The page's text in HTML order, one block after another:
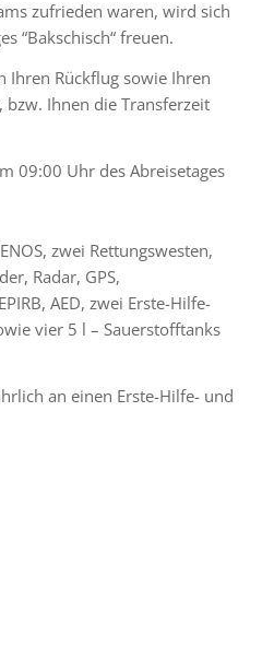
zufrieden waren, wird sich
“Bakschisch“ freuen.
Ihren Rückflug sowie Ihren
Ihnen die Transferzeit
09:00 Uhr des Abreisetages
zwei Rettungswesten,
Radar, GPS,
AED, zwei Erste-Hilfe-
vier 5 l – Sauerstofftanks
an einen Erste-Hilfe- und